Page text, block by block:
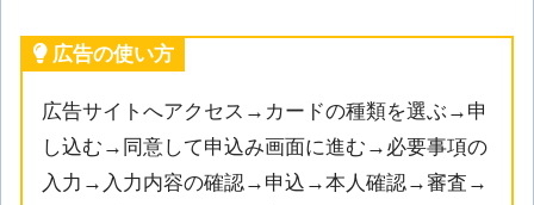
広告の使い方
広告サイトへアクセス→カードの種類を選ぶ→申
し込む→同意して申込み画面に進む→必要事項の
入力→入力内容の確認→申込→本人確認→審査→